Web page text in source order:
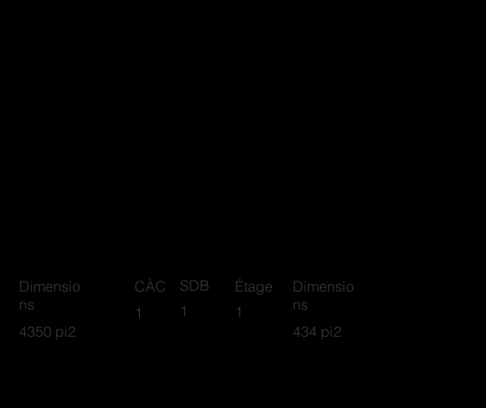
4350 pi2
Dimensio
ns
434 pi2
Dimensio
ns
1
Étage
1
SDB
1
CÀC